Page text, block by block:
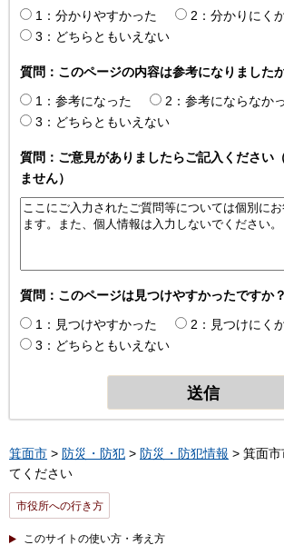
1：分かりやすかった
2：分かりにく
3：どちらともいえない
質問：このページの内容は参考になりました
1：参考になった
2：参考にならなか
3：どちらともいえない
質問：ご意見がありましたらご記入ください
ません）
質問：このページは見つけやすかったですか？
1：見つけやすかった
2：見つけにく
3：どちらともいえない
箕面市 > 防災・防犯 > 防災・防犯情報 > 箕面市
てください
市役所への行き方
このサイトの使い方・考え方